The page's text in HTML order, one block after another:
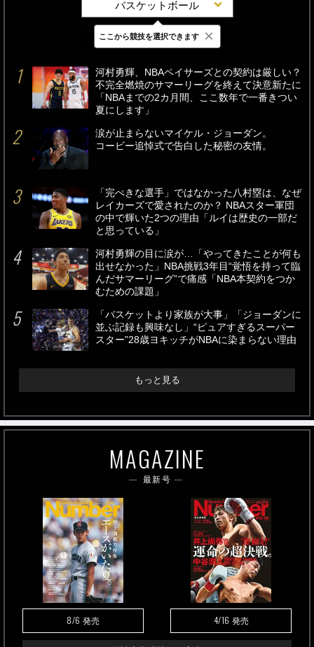
バスケットボール
最新 24時間 週間
河村勇輝、NBAペイサーズとの契約は厳しい？
不完全燃焼のサマーリーグを終えて決意新たに
「NBAまでの2カ月間、ここ数年で一番きつい
夏にします」
涙が止まらないマイケル・ジョーダン。
コービー追悼式で告白した秘密の友情。
「完ぺきな選手」ではなかった八村塁は、なぜ
レイカーズで愛されたのか？ NBAスター軍団
の中で輝いた2つの理由「ルイは歴史の一部だ
と思っている」
河村勇輝の目に涙が…「やってきたことが何も
出せなかった」NBA挑戦3年目“覚悟を持って臨
んだサマーリーグ”で痛感「NBA本契約をつか
むための課題」
「バスケットより家族が大事」「ジョーダンに
並ぶ記録も興味なし」“ピュアすぎるスーパー
スター”28歳ヨキッチがNBAに染まらない理由
もっと見る
MAGAZINE
最新号
8/6 発売 4/16 発売
ここから競技を選択できます ×